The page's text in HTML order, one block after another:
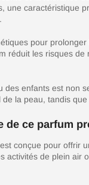
une
pour
réduit les risques
enfants est non
la peau, tandis
de ce parfum
conçue pour offrir
activités de plein